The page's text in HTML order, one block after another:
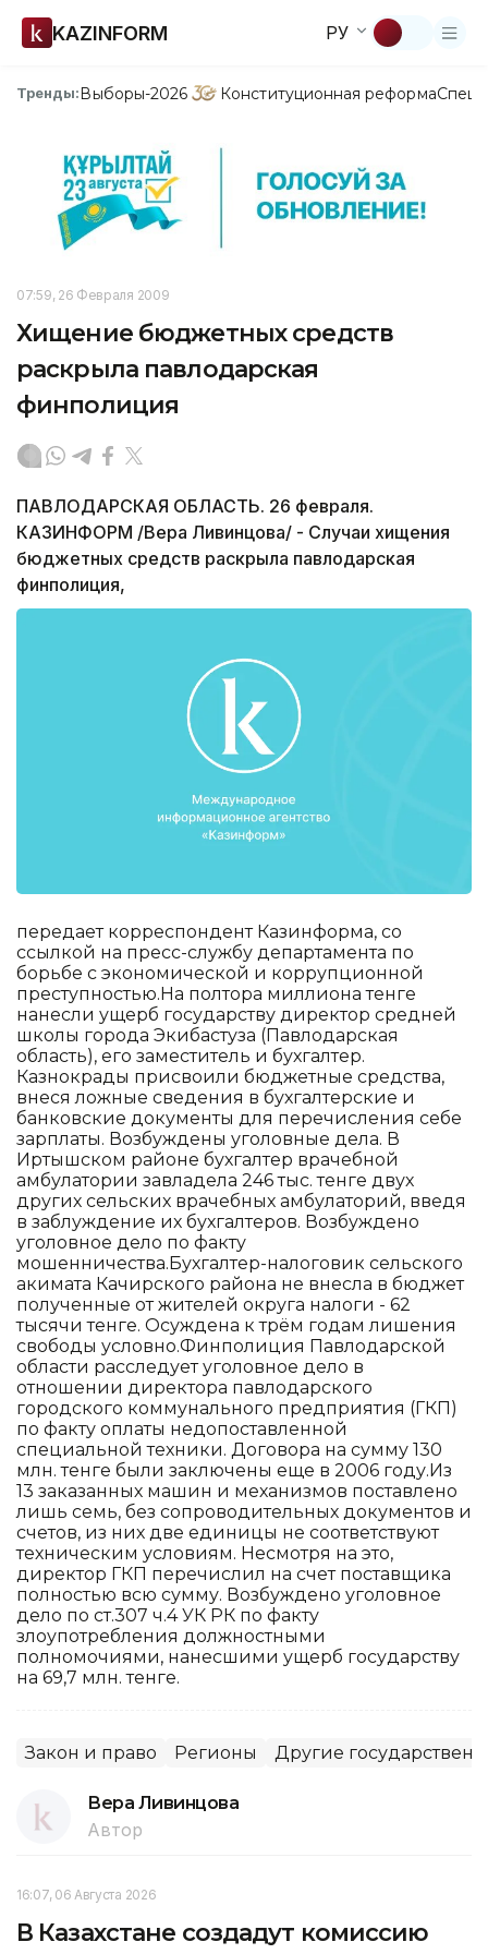
KAZINFORM РУ
Тренды:Выборы-2026 Конституционная реформа
07:59, 26 Февраля 2009
Хищение бюджетных средств
раскрыла павлодарская
финполиция
ПАВЛОДАРСКАЯ ОБЛАСТЬ. 26 февраля.
КАЗИНФОРМ /Вера Ливинцова/ - Случаи хищения
бюджетных средств раскрыла павлодарская
финполиция,
передает корреспондент Казинформа, со
ссылкой на пресс-службу департамента по
борьбе с экономической и коррупционной
преступностью.На полтора миллиона тенге
нанесли ущерб государству директор средней
школы города Экибастуза (Павлодарская
область), его заместитель и бухгалтер.
Казнокрады присвоили бюджетные средства,
внеся ложные сведения в бухгалтерские и
банковские документы для перечисления себе
зарплаты. Возбуждены уголовные дела. В
Иртышском районе бухгалтер врачебной
амбулатории завладела 246 тыс. тенге двух
других сельских врачебных амбулаторий, введя
в заблуждение их бухгалтеров. Возбуждено
уголовное дело по факту
мошенничества.Бухгалтер-налоговик сельского
акимата Качирского района не внесла в бюджет
полученные от жителей округа налоги - 62
тысячи тенге. Осуждена к трём годам лишения
свободы условно.Финполиция Павлодарской
области расследует уголовное дело в
отношении директора павлодарского
городского коммунального предприятия (ГКП)
по факту оплаты недопоставленной
специальной техники. Договора на сумму 130
млн. тенге были заключены еще в 2006 году.Из
13 заказанных машин и механизмов поставлено
лишь семь, без сопроводительных документов и
счетов, из них две единицы не соответствуют
техническим условиям. Несмотря на это,
директор ГКП перечислил на счет поставщика
полностью всю сумму. Возбуждено уголовное
дело по ст.307 ч.4 УК РК по факту
злоупотребления должностными
полномочиями, нанесшими ущерб государству
на 69,7 млн. тенге.
Закон и право Регионы Другие
Вера Ливинцова
Автор
16:07, 06 Августа 2026
В Казахстане создадут комиссию